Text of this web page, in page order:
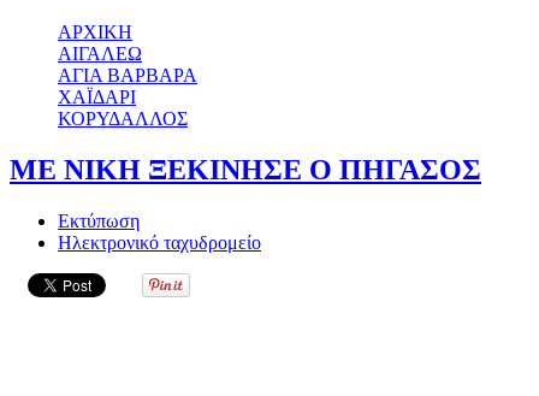
ΑΡΧΙΚΗ
ΑΙΓΑΛΕΩ
ΑΓΙΑ ΒΑΡΒΑΡΑ
ΧΑΪΔΑΡΙ
ΚΟΡΥΔΑΛΛΟΣ
ΜΕ ΝΙΚΗ ΞΕΚΙΝΗΣΕ O ΠΗΓΑΣΟΣ
Εκτύπωση
Ηλεκτρονικό ταχυδρομείο